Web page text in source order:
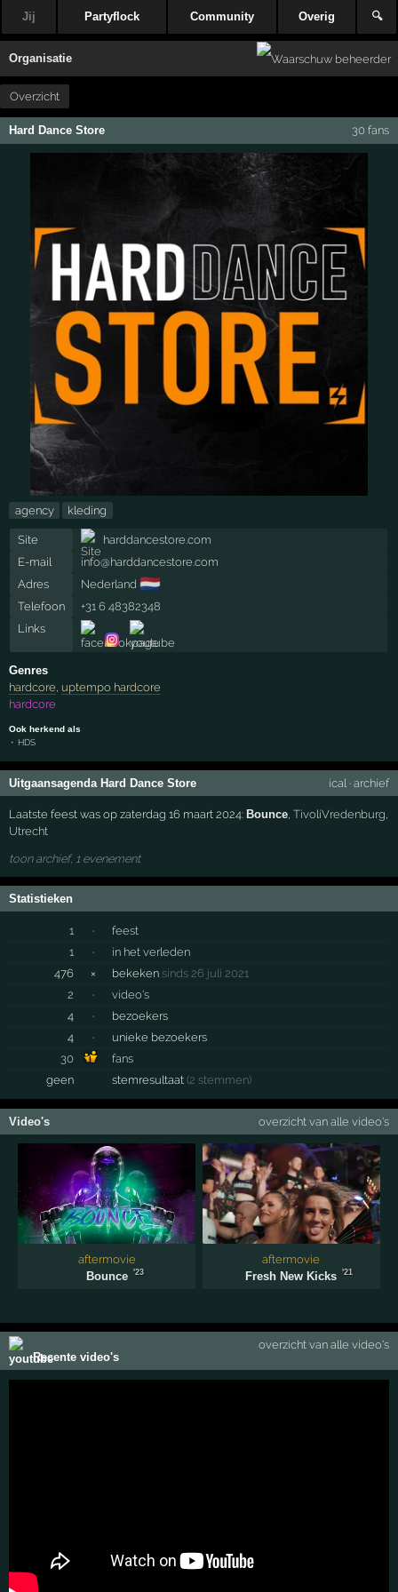
Jij Partyflock Community Overig 🔍
Organisatie
Overzicht
Hard Dance Store 30 fans
agency kleding
Site
harddancestore.com
E-mail
info@harddancestore.com
Adres
Nederland 🇳🇱
Telefoon
+31 6 48382348
Links
Genres
hardcore, uptempo hardcore
hardcore
Ook herkend als
HDS
Uitgaansagenda Hard Dance Store ical· archief
Laatste feest was op zaterdag 16 maart 2024:Bounce ,TivoliVredenburg
Utrecht
toon archief, 1 evenement
Statistieken
1 ·
feest
1
·
in het verleden
476
× bekeken sinds 26 juli 2021
2
·
video's
4
·
bezoekers
4
·
unieke bezoekers
30
fans
geen
stemresultaat(2 stemmen)
Video's overzicht van alle video's
aftermovie
Bounce
'23
aftermovie
Fresh New Kicks
'21
Recente video's
overzicht van alle video's